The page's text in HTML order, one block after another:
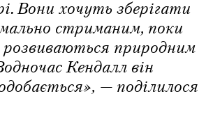
Вони хочуть зберігати
стриманим, поки
розвиваються природним
Кендалл він
— поділилося